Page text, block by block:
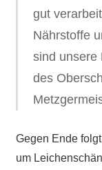
gut
Nährstoffe
sind unsere
des
Gegen Ende
um